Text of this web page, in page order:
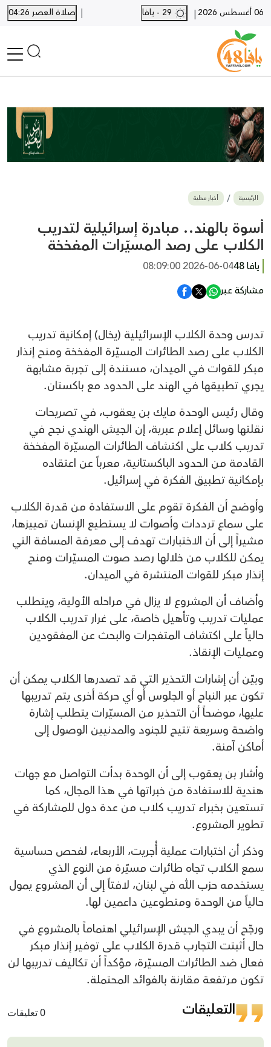
06 أغسطس 2026 |
| صلاة العصر 04:26
أخبار محلية
أخبار يافا
SHORTS
أخبار اللد والرملة
بيع وشراء
أخبار القدس
وفيات
المزيد
ارسل خبر
الرئيسية أخبار محلية
أسوة بالهند.. مبادرة إسرائيلية لتدريب
الكلاب على رصد المسيّرات المفخخة
يافا 48
2026-06-04 08:09:00
مشاركة عبر
تدرس وحدة الكلاب الإسرائيلية (يخال) إمكانية تدريب
الكلاب على رصد الطائرات المسيّرة المفخخة ومنح إنذار
مبكر للقوات في الميدان، مستندة إلى تجربة مشابهة
يجري تطبيقها في الهند على الحدود مع باكستان.
وقال رئيس الوحدة مايك بن يعقوب، في تصريحات
نقلتها وسائل إعلام عبرية، إن الجيش الهندي نجح في
تدريب كلاب على اكتشاف الطائرات المسيّرة المفخخة
القادمة من الحدود الباكستانية، معرباً عن اعتقاده
بإمكانية تطبيق الفكرة في إسرائيل.
وأوضح أن الفكرة تقوم على الاستفادة من قدرة الكلاب
على سماع ترددات وأصوات لا يستطيع الإنسان تمييزها،
مشيراً إلى أن الاختبارات تهدف إلى معرفة المسافة التي
يمكن للكلاب من خلالها رصد صوت المسيّرات ومنح
إنذار مبكر للقوات المنتشرة في الميدان.
وأضاف أن المشروع لا يزال في مراحله الأولية، ويتطلب
عمليات تدريب وتأهيل خاصة، على غرار تدريب الكلاب
حالياً على اكتشاف المتفجرات والبحث عن المفقودين
وعمليات الإنقاذ.
وبيّن أن إشارات التحذير التي قد تصدرها الكلاب يمكن أن
تكون عبر النباح أو الجلوس أو أي حركة أخرى يتم تدريبها
عليها، موضحاً أن التحذير من المسيّرات يتطلب إشارة
واضحة وسريعة تتيح للجنود والمدنيين الوصول إلى
أماكن آمنة.
وأشار بن يعقوب إلى أن الوحدة بدأت التواصل مع جهات
هندية للاستفادة من خبراتها في هذا المجال، كما
تستعين بخبراء تدريب كلاب من عدة دول للمشاركة في
تطوير المشروع.
وذكر أن اختبارات عملية أُجريت، الأربعاء، لفحص حساسية
سمع الكلاب تجاه طائرات مسيّرة من النوع الذي
يستخدمه حزب الله في لبنان، لافتاً إلى أن المشروع يمول
حالياً من الوحدة ومتطوعين داعمين لها.
ورجّح أن يبدي الجيش الإسرائيلي اهتماماً بالمشروع في
حال أثبتت التجارب قدرة الكلاب على توفير إنذار مبكر
فعال ضد الطائرات المسيّرة، مؤكداً أن تكاليف تدريبها لن
تكون مرتفعة مقارنة بالفوائد المحتملة.
التعليقات 0 تعليقات